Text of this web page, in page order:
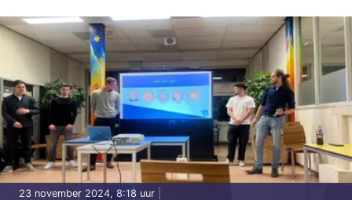
23 november 2024, 8:18 uur